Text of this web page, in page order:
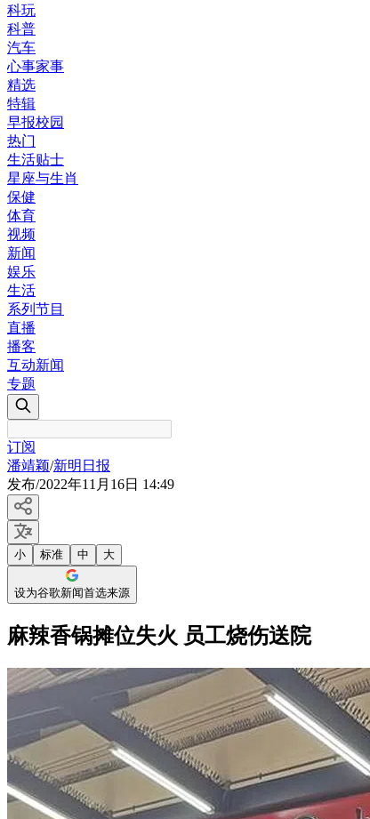
科玩
科普
汽车
心事家事
精选
特辑
早报校园
热门
生活贴士
星座与生肖
保健
体育
视频
新闻
娱乐
生活
系列节目
直播
播客
互动新闻
专题
订阅
潘靖颖/新明日报
发布/2022年11月16日 14:49
小 标准 中 大
设为谷歌新闻首选来源
麻辣香锅摊位失火 员工烧伤送院